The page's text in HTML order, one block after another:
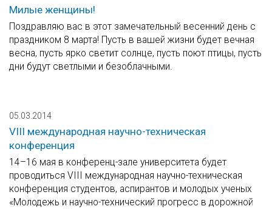
Милые женщины!
Поздравляю вас в этот замечательный весенний день с
праздником 8 марта! Пусть в вашей жизни будет вечная
весна, пусть ярко светит солнце, пусть поют птицы, пусть
дни будут светлыми и безоблачными.
05.03.2014
VIII международная научно-техническая
конференция
14–16 мая в конференц-зале университета будет
проводиться VIII международная научно-техническая
конференция студентов, аспирантов и молодых ученых
«Молодежь и научно-технический прогресс в дорожной